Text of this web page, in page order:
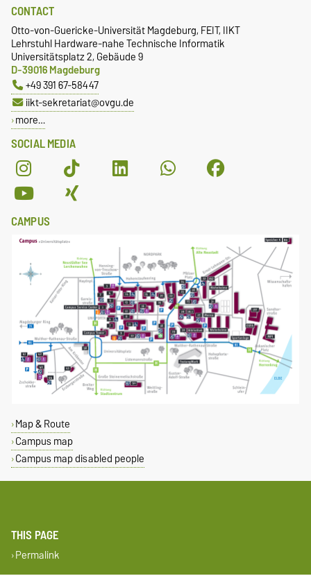
SOCIAL MEDIA
CONTACT
Otto-von-Guericke-Universität Magdeburg, FEIT, IIKT
Lehrstuhl Hardware-nahe Technische Informatik
Universitätsplatz 2, Gebäude 9
D-39016 Magdeburg
+49 391 67-58447
iikt-sekretariat@ovgu.de
more…
CAMPUS
Map & Route
Campus map
Campus map disabled people
THIS PAGE
Permalink